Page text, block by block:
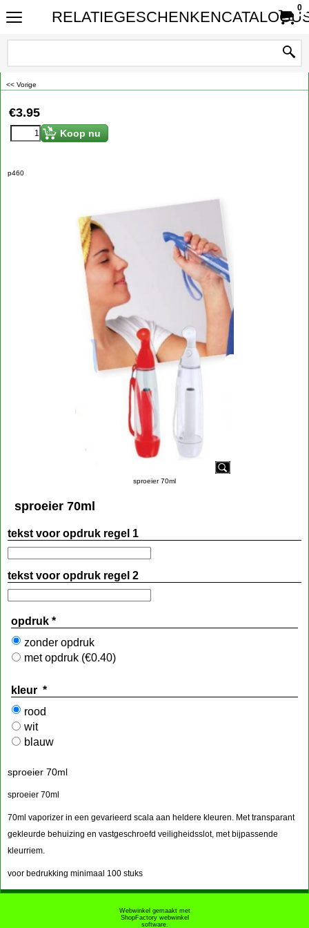
0
<< Vorige
€3.95
Koop nu
p460
sproeier 70ml
sproeier 70ml
tekst voor opdruk regel 1
tekst voor opdruk regel 2
opdruk *
zonder opdruk
met opdruk (€0.40)
kleur *
rood
wit
blauw
sproeier 70ml
sproeier 70ml
70ml vaporizer in een gevarieerd scala aan heldere kleuren. Met transparant
gekleurde behuizing en vastgeschroefd veiligheidsslot, met bijpassende
kleurriem.
voor bedrukking minimaal 100 stuks
Webwinkel gemaakt met
ShopFactory webwinkel
software.